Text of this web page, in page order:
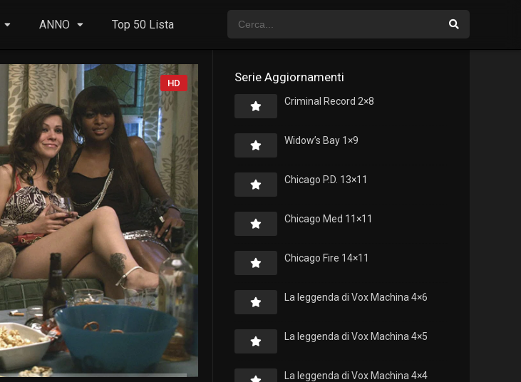
ANNO Top 50 Lista
HD Serie Aggiornamenti
Criminal Record 2×8
Widow’s Bay 1×9
Chicago P.D. 13×11
Chicago Med 11×11
Chicago Fire 14×11
La leggenda di Vox Machina 4×6
La leggenda di Vox Machina 4×5
La leggenda di Vox Machina 4×4